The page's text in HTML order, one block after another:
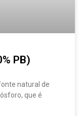
PB)
natural de
que é